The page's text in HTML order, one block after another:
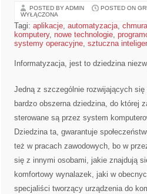
POSTED BY ADMIN POSTED ON
WYŁĄCZONA
Tagi: aplikacje, automatyzacja,
komputery, nowe technologie,
systemy operacyjne, sztuczna
Informatyzacja, jest to dziedzina
Jedną z szczególnie rozwijających
bardzo obszerna dziedzina, do której
sterowane są przez system
Dziedzina ta, gwarantuje
też w pracach zawodowych, bo w
się z innymi osobami, jakie znajdują
komfortowy wynalazek, jaki w
specjaliści tworzący urządzenia do